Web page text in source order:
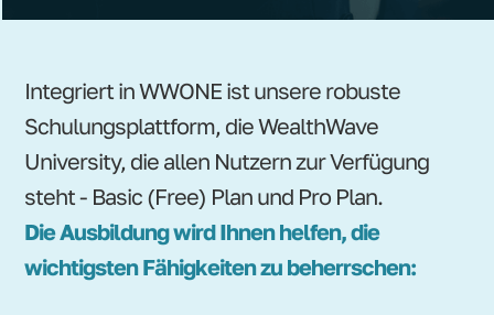
Integriert in WWONE ist unsere robuste
Schulungsplattform, die WealthWave
University, die allen Nutzern zur Verfügung
steht - Basic (Free) Plan und Pro Plan.
Die Ausbildung wird Ihnen helfen, die
wichtigsten Fähigkeiten zu beherrschen: